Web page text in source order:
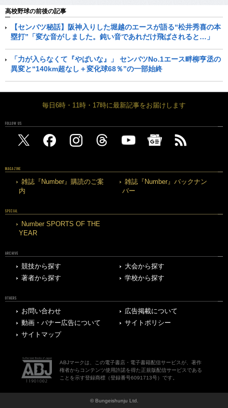
高校野球の前後の記事
【センバツ秘話】阪神入りした堀越のエースが語る“松井秀喜の本
塁打”「変な音がしました。鈍い音であれだけ飛ばされると…」
「力が入らなくて『やばいな』」 センバツNo.1エース畔柳亨丞の
異変と“140km超なし＋変化球68％”の一部始終
毎日6時・11時・17時に最新記事をお届けします
FOLLOW US
MAGAZINE
雑誌『Number』購読のご案
内
雑誌『Number』バックナン
バー
SPECIAL
Number SPORTS OF THE
YEAR
ARCHIVE
競技から探す
大会から探す
著者から探す
学校から探す
OTHERS
お問い合わせ
広告掲載について
動画・バナー広告について
サイトポリシー
サイトマップ
ABJマークは、この電子書店・電子書籍配信サービスが、著作
権者からコンテンツ使用許諾を得た正規版配信サービスである
ことを示す登録商標（登録番号6091713号）です。
© Bungeishunju Ltd.